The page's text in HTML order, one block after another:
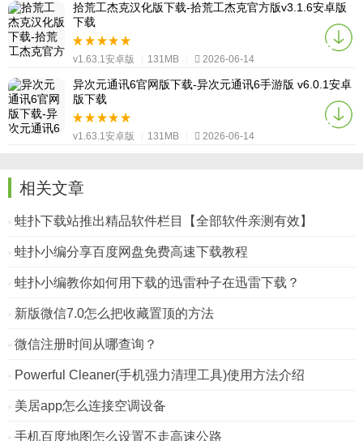
拾荒工杰克汉化版下载-拾荒工杰克官方版v3.1.6安卓版
下载
v1.63.1安卓版 131MB 2026-06-14
异次元通讯6官网版下载-异次元通讯6手游版 v6.0.1安卓
版下载
v1.63.1安卓版 131MB 2026-06-14
相关文章
蛙扑下载站推出精品软件栏目【全部软件亲测有效】
蛙扑小编分享百度网盘免费高速下载教程
蛙扑小编教你如何用下载的迅雷种子在迅雷下载？
新版微信7.0怎么把收藏置顶的方法
微信注册时间从哪查询？
Powerful Cleaner(手机强力清理工具)使用方法介绍
美居app怎么连接空调设备
手机百度地图怎么设置不走高速公路